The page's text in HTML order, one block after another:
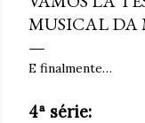
MUSICAL DA
E finalmente…
4ª série: